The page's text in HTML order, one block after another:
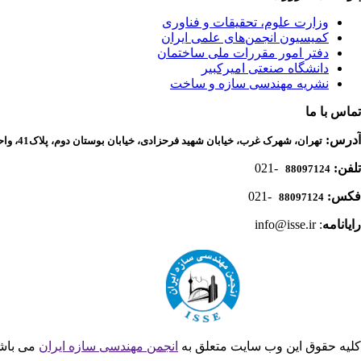
وزارت علوم، تحقیقات و فناوری
کمیسیون انجمن‌های علمی ایران
دفتر امور مقررات ملی ساختمان
دانشگاه صنعتی امیرکبیر
نشریه مهندسی سازه و ساخت
تماس با ما
آدرس: تهران، شهرک غرب، خیابان شهید فرحزادی، خیابان بوستان دوم، پلاک41، واحد 1، دفتر انجمن مهندسی سازه ایران
تلفن: 88097124
-021
فکس: 88097124
-021
رایانامه: info@isse.ir
کلیه حقوق این وب سایت متعلق به انجمن مهندسی سازه ایران می